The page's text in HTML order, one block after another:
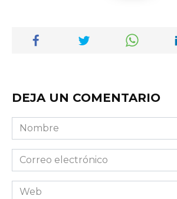
DEJA UN COMENTARIO
Nombre
Correo
electrónico
Web